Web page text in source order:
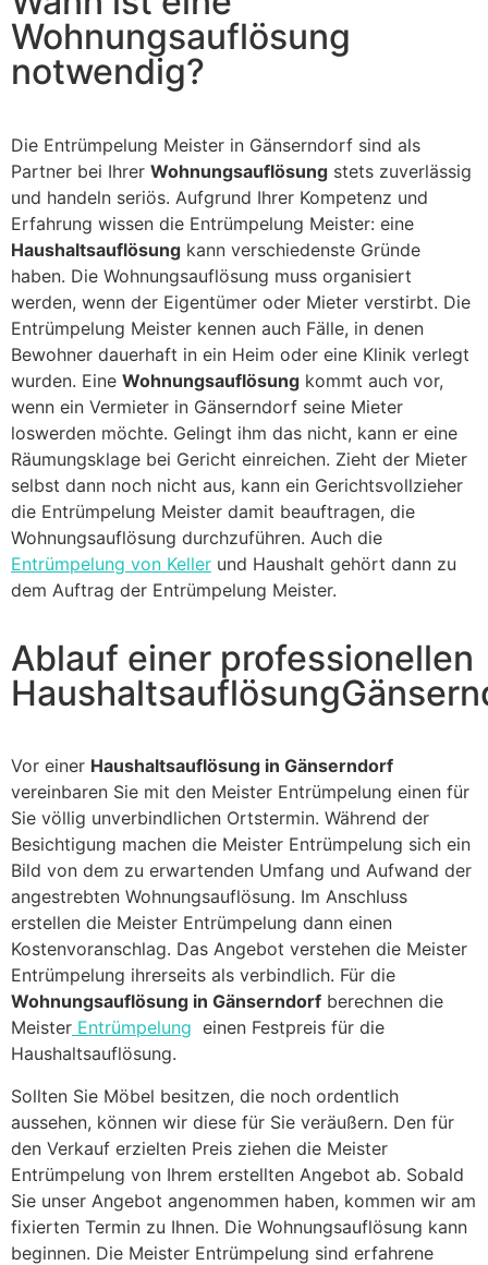
Wohnungsauflösung
notwendig?
Die Entrümpelung Meister in Gänserndorf sind als
Partner bei Ihrer Wohnungsauflösung stets zuverlässig
und handeln seriös. Aufgrund Ihrer Kompetenz und
Erfahrung wissen die Entrümpelung Meister: eine
Haushaltsauflösung kann verschiedenste Gründe
haben. Die Wohnungsauflösung muss organisiert
werden, wenn der Eigentümer oder Mieter verstirbt. Die
Entrümpelung Meister kennen auch Fälle, in denen
Bewohner dauerhaft in ein Heim oder eine Klinik verlegt
wurden. Eine Wohnungsauflösung kommt auch vor,
wenn ein Vermieter in Gänserndorf seine Mieter
loswerden möchte. Gelingt ihm das nicht, kann er eine
Räumungsklage bei Gericht einreichen. Zieht der Mieter
selbst dann noch nicht aus, kann ein Gerichtsvollzieher
die Entrümpelung Meister damit beauftragen, die
Wohnungsauflösung durchzuführen. Auch die
Entrümpelung von Keller und Haushalt gehört dann zu
dem Auftrag der Entrümpelung Meister.
Ablauf einer professionellen
Vor einer Haushaltsauflösung in Gänserndorf
vereinbaren Sie mit den Meister Entrümpelung einen für
Sie völlig unverbindlichen Ortstermin. Während der
Besichtigung machen die Meister Entrümpelung sich ein
Bild von dem zu erwartenden Umfang und Aufwand der
angestrebten Wohnungsauflösung. Im Anschluss
erstellen die Meister Entrümpelung dann einen
Kostenvoranschlag. Das Angebot verstehen die Meister
Entrümpelung ihrerseits als verbindlich. Für die
Wohnungsauflösung in Gänserndorf berechnen die
Meister Entrümpelung einen Festpreis für die
Haushaltsauflösung.
Sollten Sie Möbel besitzen, die noch ordentlich
aussehen, können wir diese für Sie veräußern. Den für
den Verkauf erzielten Preis ziehen die Meister
Entrümpelung von Ihrem erstellten Angebot ab. Sobald
Sie unser Angebot angenommen haben, kommen wir am
fixierten Termin zu Ihnen. Die Wohnungsauflösung kann
beginnen. Die Meister Entrümpelung sind erfahrene